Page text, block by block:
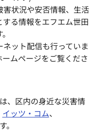
状況や安否情報、生活
る情報をエフエム世田
ット配信も行っていま
ムページをご覧くださ
、区内の身近な災害情
イッツ・コム、
。